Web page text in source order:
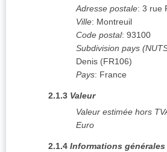
Adresse postale: 3 rue
Ville: Montreuil
Code postal: 93100
Subdivision pays
Denis (FR106)
Pays: France
2.1.3 Valeur
Valeur estimée hors
Euro
2.1.4 Informations générales